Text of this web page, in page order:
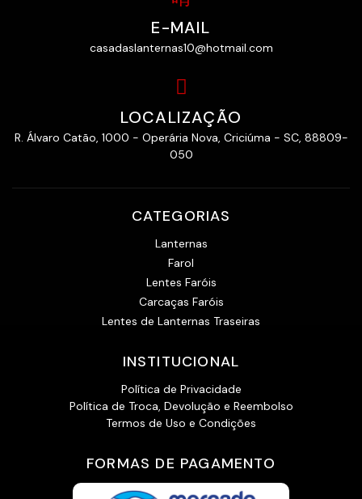
E-MAIL
casadaslanternas10@hotmail.com
LOCALIZAÇÃO
R. Álvaro Catão, 1000 - Operária Nova, Criciúma - SC, 88809-
050
CATEGORIAS
Lanternas
Farol
Lentes Faróis
Carcaças Faróis
Lentes de Lanternas Traseiras
INSTITUCIONAL
Política de Privacidade
Política de Troca, Devolução e Reembolso
Termos de Uso e Condições
FORMAS DE PAGAMENTO